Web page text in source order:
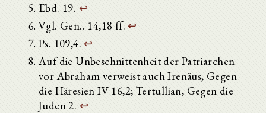
Ebd. 19. ↩
Vgl. Gen.. 14,18 ff. ↩
Ps. 109,4. ↩
Auf die Unbeschnittenheit der Patriarchen
vor Abraham verweist auch Irenäus, Gegen
die Häresien IV 16,2; Tertullian, Gegen die
Juden 2. ↩